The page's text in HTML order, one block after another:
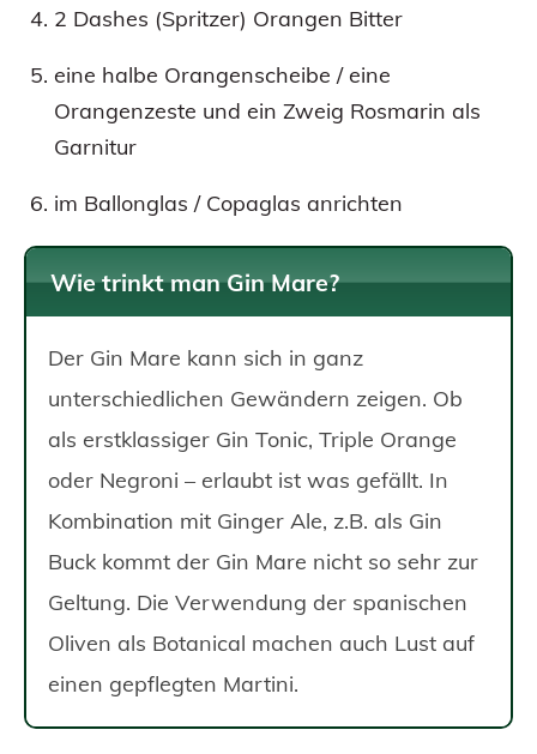
2 Dashes (Spritzer) Orangen Bitter
eine halbe Orangenscheibe / eine
Orangenzeste und ein Zweig Rosmarin als
Garnitur
im Ballonglas / Copaglas anrichten
Wie trinkt man Gin Mare?
Der Gin Mare kann sich in ganz
unterschiedlichen Gewändern zeigen. Ob
als erstklassiger Gin Tonic, Triple Orange
oder Negroni – erlaubt ist was gefällt. In
Kombination mit Ginger Ale, z.B. als Gin
Buck kommt der Gin Mare nicht so sehr zur
Geltung. Die Verwendung der spanischen
Oliven als Botanical machen auch Lust auf
einen gepflegten Martini.